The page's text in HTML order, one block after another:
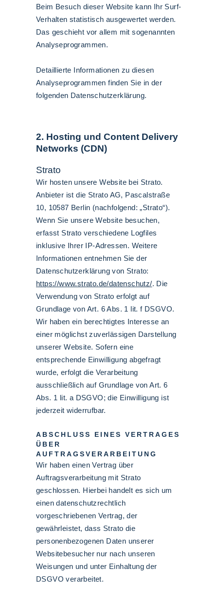
Beim Besuch dieser Website kann Ihr Surf-
Verhalten statistisch ausgewertet werden.
Das geschieht vor allem mit sogenannten
Analyseprogrammen.
Detaillierte Informationen zu diesen
Analyseprogrammen finden Sie in der
folgenden Datenschutzerklärung.
2. Hosting und Content Delivery
Networks (CDN)
Strato
Wir hosten unsere Website bei Strato.
Anbieter ist die Strato AG, Pascalstraße
10, 10587 Berlin (nachfolgend: „Strato“).
Wenn Sie unsere Website besuchen,
erfasst Strato verschiedene Logfiles
inklusive Ihrer IP-Adressen. Weitere
Informationen entnehmen Sie der
Datenschutzerklärung von Strato:
https://www.strato.de/datenschutz/. Die
Verwendung von Strato erfolgt auf
Grundlage von Art. 6 Abs. 1 lit. f DSGVO.
Wir haben ein berechtigtes Interesse an
einer möglichst zuverlässigen Darstellung
unserer Website. Sofern eine
entsprechende Einwilligung abgefragt
wurde, erfolgt die Verarbeitung
ausschließlich auf Grundlage von Art. 6
Abs. 1 lit. a DSGVO; die Einwilligung ist
jederzeit widerrufbar.
ABSCHLUSS EINES VERTRAGES
ÜBER
AUFTRAGSVERARBEITUNG
Wir haben einen Vertrag über
Auftragsverarbeitung mit Strato
geschlossen. Hierbei handelt es sich um
einen datenschutzrechtlich
vorgeschriebenen Vertrag, der
gewährleistet, dass Strato die
personenbezogenen Daten unserer
Websitebesucher nur nach unseren
Weisungen und unter Einhaltung der
DSGVO verarbeitet.